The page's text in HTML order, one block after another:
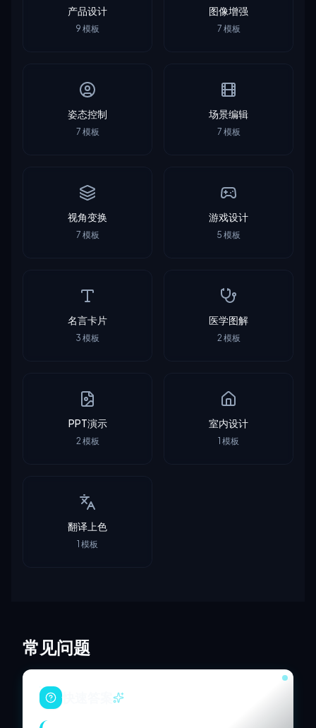
产品设计
9 模板
图像增强
7 模板
姿态控制
7 模板
场景编辑
7 模板
视角变换
7 模板
游戏设计
5 模板
名言卡片
3 模板
医学图解
2模板
PPT演示
2模板
室内设计
1 模板
翻译上色
1 模板
常见问题